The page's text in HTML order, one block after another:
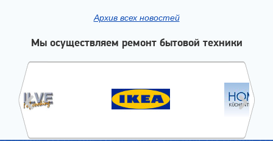
Архив всех новостей
Мы осуществляем ремонт бытовой техники